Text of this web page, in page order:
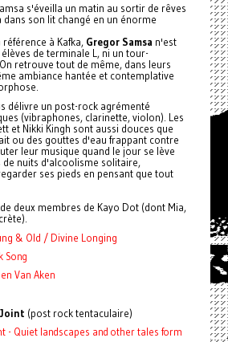
s'éveilla un matin au sortir de rêves
son lit changé en un énorme
référence à Kafka, GregorSamsa n'est
de terminale L, ni un tour-
retrouve tout de même, dans leurs
ambiance hantée et contemplative
délivre un post-rock agrémenté
(vibraphones, clarinette, violon). Les
et Nikki Kingh sont aussi douces que
ou des gouttes d'eau frappant contre
leur musique quand le jour se lève
nuits d'alcoolisme solitaire,
ses pieds en pensant que tout
deux membres de Kayo Dot (dont Mia,
& Old / Divine Longing
Song
Van Aken
(post rock tentaculaire)
- Quiet landscapes and other tales form